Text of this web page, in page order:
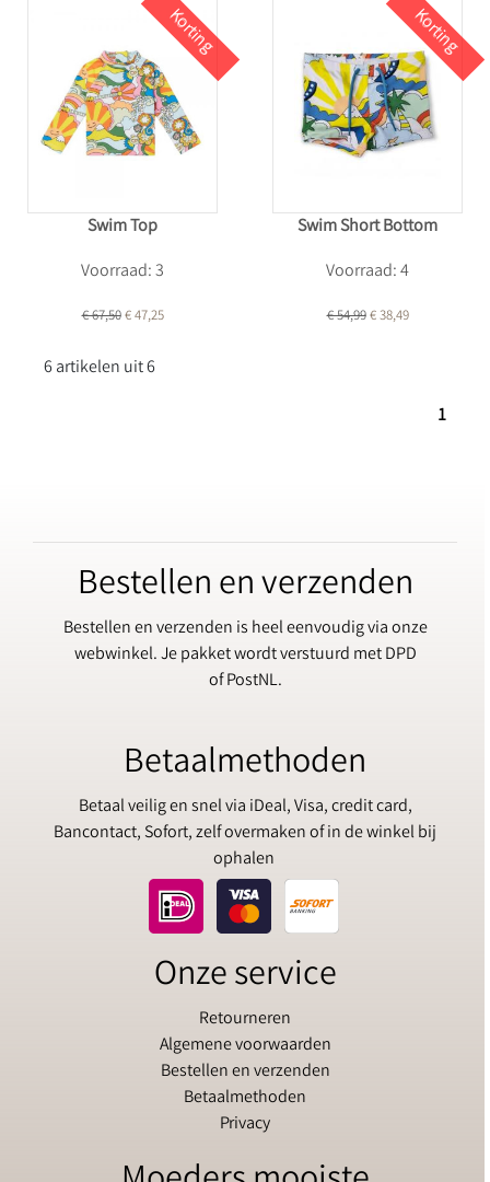
Korting
Swim Top
Voorraad: 3
€ 67,50€ 47,25
Korting
Swim Short Bottom
Voorraad: 4
€ 54,99€ 38,49
6 artikelen uit 6
1
Bestellen en verzenden
Bestellen en verzenden is heel eenvoudig via onze
webwinkel. Je pakket wordt verstuurd met DPD
of PostNL.
Betaalmethoden
Betaal veilig en snel via iDeal, Visa, credit card,
Bancontact, Sofort, zelf overmaken of in de winkel bij
ophalen
Onze service
Retourneren
Algemene voorwaarden
Bestellen en verzenden
Betaalmethoden
Privacy